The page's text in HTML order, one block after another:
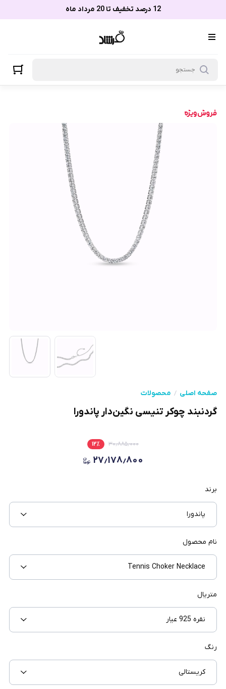
12 درصد تخفیف تا 20 مرداد ماه
صفحه اصلی محصولات
گردنبند چوکر تنیسی نگین‌دار پاندورا
۳۰٫۸۸۵٫۰۰۰ ۱۲٪
۲۷٫۱۷۸٫۸۰۰
برند
پاندورا
نام محصول
Tennis Choker Necklace
متریال
نقره 925 عیار
رنگ
کریستالی